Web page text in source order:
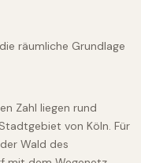
räumliche Grundlage
Zahl liegen rund
von Köln. Für
Wald des